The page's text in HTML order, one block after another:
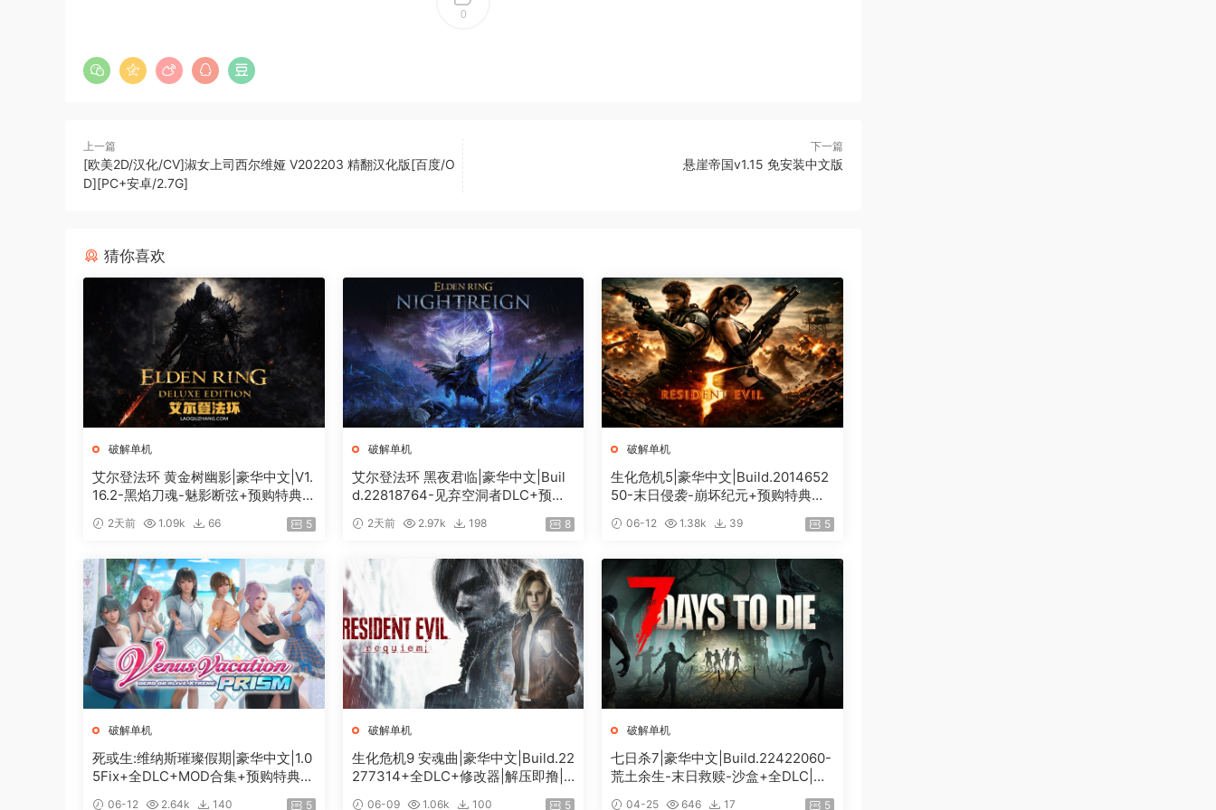
0
上一篇
[欧美2D/汉化/CV]淑女上司西尔维娅 V202203 精翻汉化版[百度/O
D][PC+安卓/2.7G]
下一篇
悬崖帝国v1.15 免安装中文版
猜你喜欢
破解单机
艾尔登法环 黄金树幽影|豪华中文|V1.
16.2-黑焰刀魂-魅影断弦+预购特典
2天前 1.09k 66 5
破解单机
艾尔登法环 黑夜君临|豪华中文|Buil
d.22818764-见弃空洞者DLC+预购
2天前 2.97k 198 8
破解单机
生化危机5|豪华中文|Build.2014652
50-末日侵袭-崩坏纪元+预购特典
06-12 1.38k 39 5
破解单机
死或生:维纳斯璀璨假期|豪华中文|1.0
5Fix+全DLC+MOD合集+预购特典|
06-12 2.64k 140 5
破解单机
生化危机9 安魂曲|豪华中文|Build.22
277314+全DLC+修改器|解压即撸|
06-09 1.06k 100 5
破解单机
七日杀7|豪华中文|Build.22422060-
荒土余生-末日救赎-沙盒+全DLC|解
04-25 646 17 5